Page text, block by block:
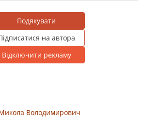
Подякувати
на автора
Відключити рекламу
Володимирович